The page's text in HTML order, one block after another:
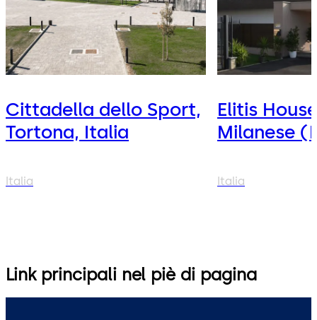
Cittadella dello Sport,
Tortona, Italia
Italia
Elitis
Milanese
Italia
Link principali nel piè di pagina